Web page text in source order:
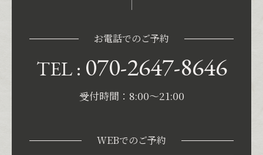
お電話でのご予約
TEL : 070-2647-8646
受付時間：8:00〜21:00
WEBでのご予約